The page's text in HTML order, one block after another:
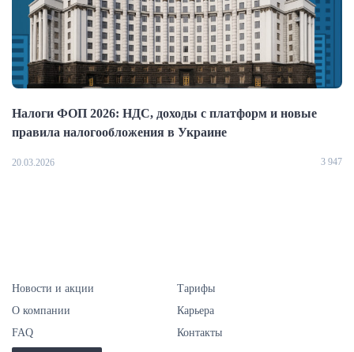
Налоги ФОП 2026: НДС, доходы с платформ и новые
правила налогообложения в Украине
20.03.2026 3 947
Новости и акции
Тарифы
О компании
Карьера
FAQ
Контакты